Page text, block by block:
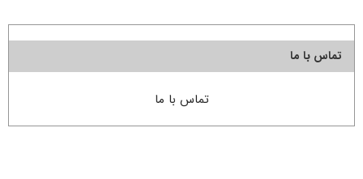
تماس با ما
تماس با ما